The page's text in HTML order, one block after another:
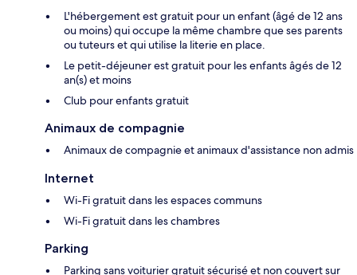
L'hébergement est gratuit pour un enfant (âgé de 12 ans
ou moins) qui occupe la même chambre que ses parents
ou tuteurs et qui utilise la literie en place.
Le petit-déjeuner est gratuit pour les enfants âgés de 12
an(s) et moins
Club pour enfants gratuit
Animaux de compagnie
Animaux de compagnie et animaux d'assistance non admis
Internet
Wi-Fi gratuit dans les espaces communs
Wi-Fi gratuit dans les chambres
Parking
Parking sans voiturier gratuit sécurisé et non couvert sur